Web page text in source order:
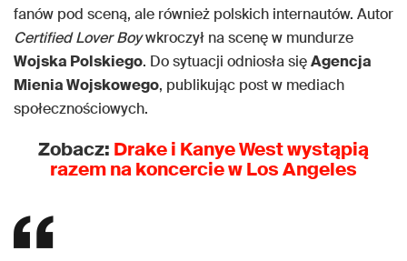
fanów pod sceną, ale również polskich internautów. Autor
Certified Lover Boywkroczył na scenę w mundurze
Wojska Polskiego. Do sytuacji odniosła sięAgencja
Mienia Wojskowego, publikując post w mediach
społecznościowych.
Zobacz: Drake i KanyeWest wystąpią
razem na koncercie w Los Angeles